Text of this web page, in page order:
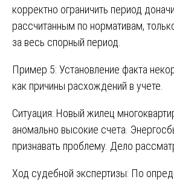
корректно ограничить период
рассчитанным по нормативам,
за весь спорный период.
Пример 5: Установление факта
как причины расхождений в учете.
Ситуация: Новый жилец
аномально высокие счета.
признавать проблему. Дело
Ход судебной экспертизы: По